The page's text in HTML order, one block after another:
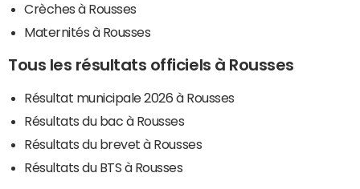
Crèches à Rousses
Maternités à Rousses
Tous les résultats officiels à Rousses
Résultat municipale 2026 à Rousses
Résultats du bac à Rousses
Résultats du brevet à Rousses
Résultats du BTS à Rousses